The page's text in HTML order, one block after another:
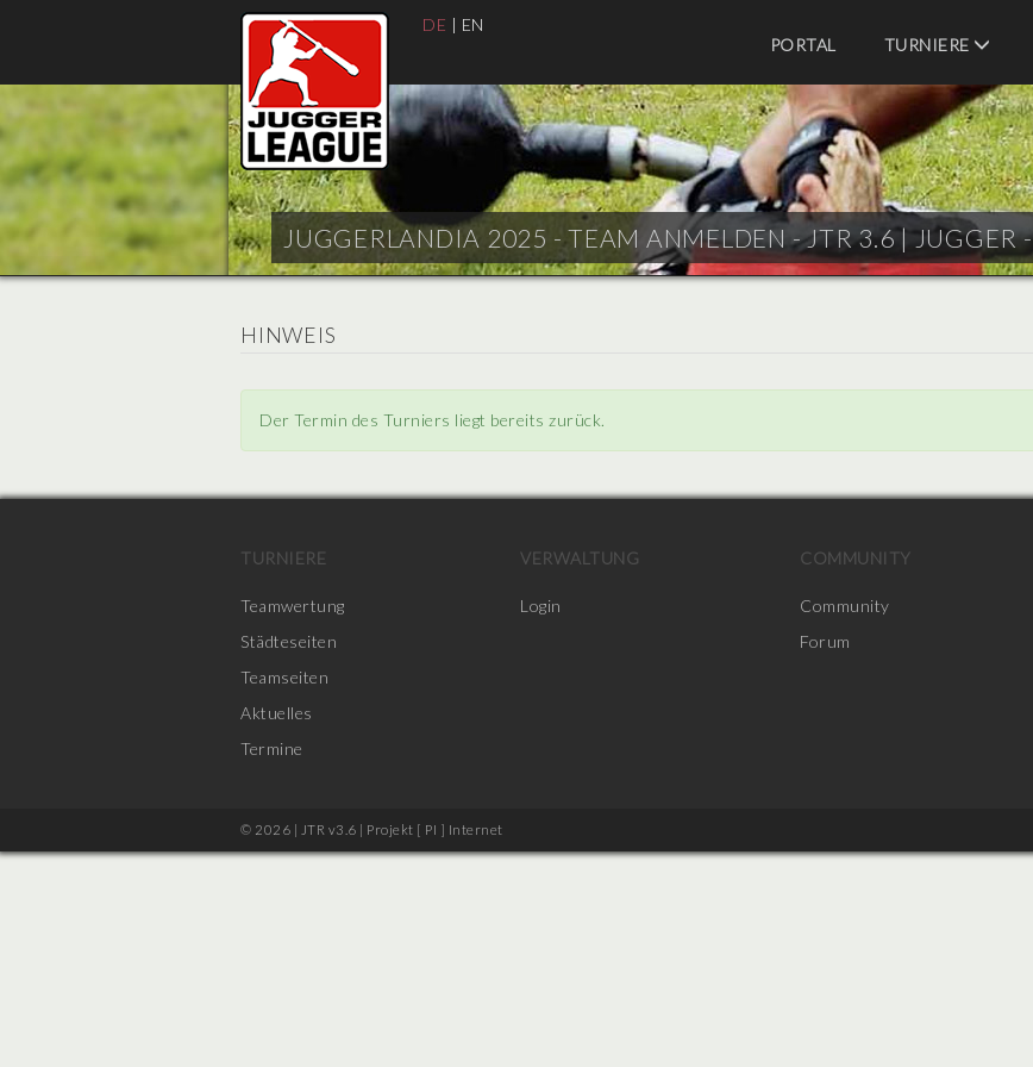
DE | EN
PORTAL
TURNIERE
JUGGERLANDIA 2025 - TEAM ANMELDEN - JTR 3.6 |JUGGER
HINWEIS
Der Termin des Turniers liegt bereits zurück.
TURNIERE
Teamwertung
Städteseiten
Teamseiten
Aktuelles
Termine
VERWALTUNG
Login
COMMUNITY
Community
Forum
© 2026 | JTR v3.6 | Projekt [ PI ] Internet